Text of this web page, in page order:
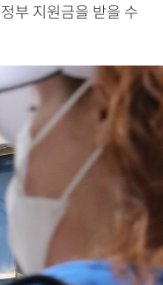
부 지원금을 받을 수